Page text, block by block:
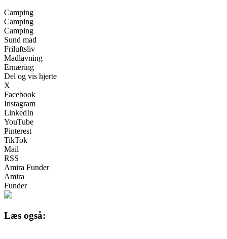
Camping
Camping
Camping
Sund mad
Friluftsliv
Madlavning
Ernæring
Del og vis hjerte
X
Facebook
Instagram
LinkedIn
YouTube
Pinterest
TikTok
Mail
RSS
Amira Funder
Amira
Funder
Læs også: